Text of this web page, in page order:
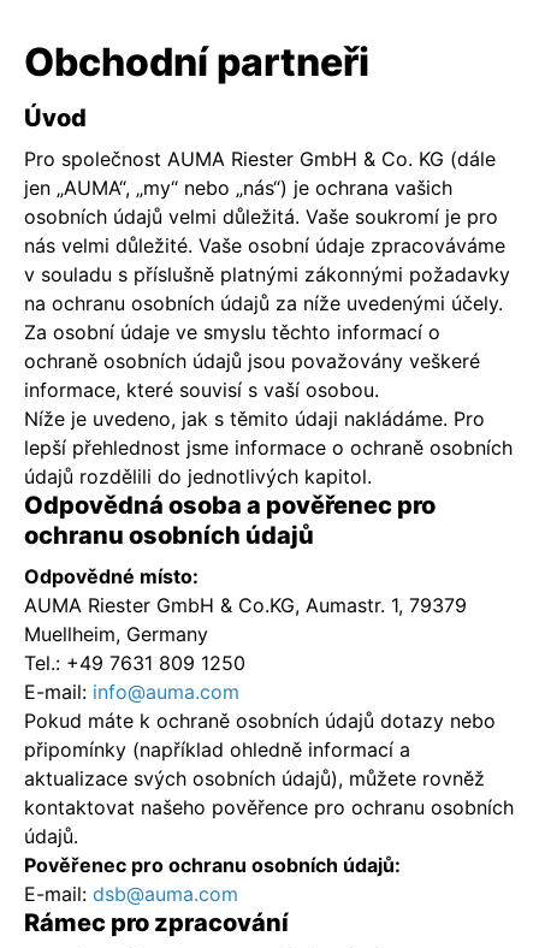
Obchodní partneři
Úvod
Pro společnost AUMA Riester GmbH & Co. KG (dále
jen „AUMA“, „my“ nebo „nás“) je ochrana vašich
osobních údajů velmi důležitá. Vaše soukromí je pro
nás velmi důležité. Vaše osobní údaje zpracováváme
v souladu s příslušně platnými zákonnými požadavky
na ochranu osobních údajů za níže uvedenými účely.
Za osobní údaje ve smyslu těchto informací o
ochraně osobních údajů jsou považovány veškeré
informace, které souvisí s vaší osobou.
Níže je uvedeno, jak s těmito údaji nakládáme. Pro
lepší přehlednost jsme informace o ochraně osobních
údajů rozdělili do jednotlivých kapitol.
Odpovědná osoba a pověřenec pro
ochranu osobních údajů
Odpovědné místo:
AUMA Riester GmbH & Co.KG, Aumastr. 1, 79379
Muellheim, Germany
Tel.: +49 7631 809 1250
E-mail: info@auma.com
Pokud máte k ochraně osobních údajů dotazy nebo
připomínky (například ohledně informací a
aktualizace svých osobních údajů), můžete rovněž
kontaktovat našeho pověřence pro ochranu osobních
údajů.
Pověřenec pro ochranu osobních údajů:
E-mail: dsb@auma.com
Rámec pro zpracování